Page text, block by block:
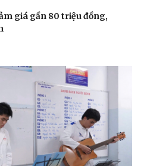
giá gần 80 triệu đồng,